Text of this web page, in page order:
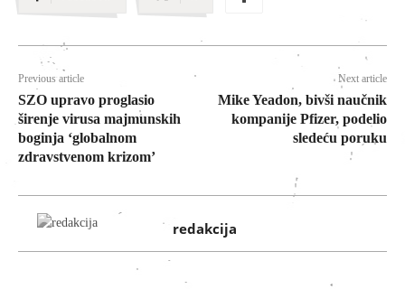
Previous article
SZO upravo proglasio
širenje virusa majmunskih
boginja ‘globalnom
zdravstvenom krizom’
Next article
Mike Yeadon, bivši naučnik
kompanije Pfizer, podelio
sledeću poruku
redakcija